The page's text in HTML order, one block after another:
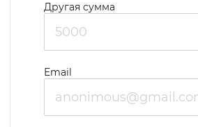
Другая сумма
Email